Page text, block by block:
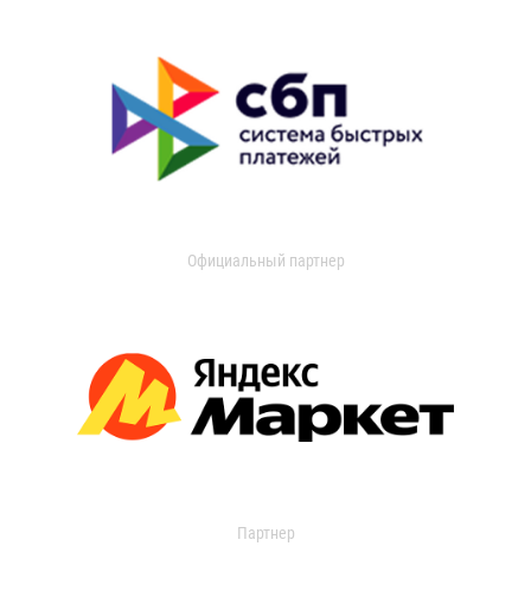
Официальный партнер
Партнер